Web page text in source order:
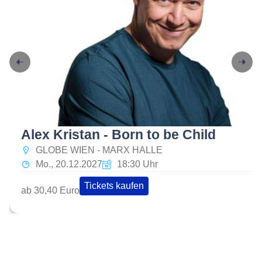
Alex Kristan - Born to be Child
GLOBE WIEN - MARX HALLE
Mo., 20.12.2027
18:30 Uhr
ab 30,40 Euro Tickets kaufen